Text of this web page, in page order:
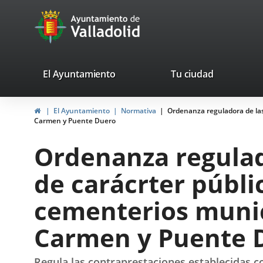
Portal
Web
Ayuntamiento
de
Valladolid
valladolid.es
El Ayuntamiento Tu ciudad
HomeEl Ayuntamiento Normativa
Ordenanza reguladora de
Carmen y Puente Duero
Ordenanza
de carácrter
cementerios
Carmen y Puente